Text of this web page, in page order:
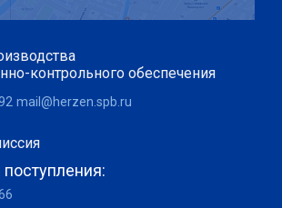
контрольного обеспечения
mail@herzen.spb.ru